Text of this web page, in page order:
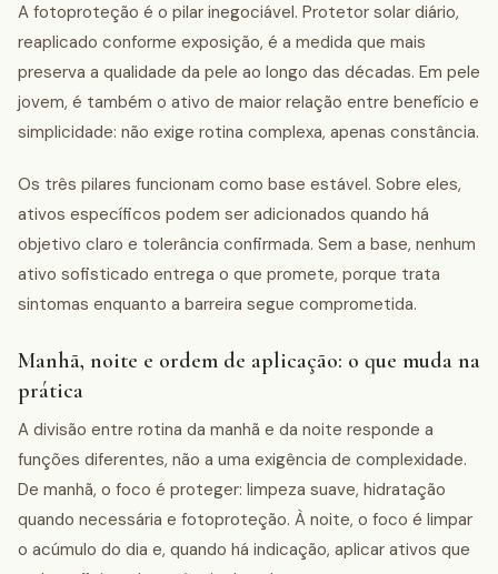
A fotoproteção é o pilar inegociável. Protetor solar diário,
reaplicado conforme exposição, é a medida que mais
preserva a qualidade da pele ao longo das décadas. Em pele
jovem, é também o ativo de maior relação entre benefício e
simplicidade: não exige rotina complexa, apenas constância.
Os três pilares funcionam como base estável. Sobre eles,
ativos específicos podem ser adicionados quando há
objetivo claro e tolerância confirmada. Sem a base, nenhum
ativo sofisticado entrega o que promete, porque trata
sintomas enquanto a barreira segue comprometida.
Manhã, noite e ordem de aplicação: o que muda na
prática
A divisão entre rotina da manhã e da noite responde a
funções diferentes, não a uma exigência de complexidade.
De manhã, o foco é proteger: limpeza suave, hidratação
quando necessária e fotoproteção. À noite, o foco é limpar
o acúmulo do dia e, quando há indicação, aplicar ativos que